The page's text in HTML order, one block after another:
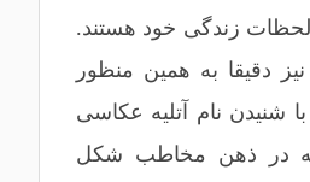
لحظات زندگی خود هستند.
دقیقا به همین منظور
شنیدن نام آتلیه عکاسی
در ذهن مخاطب شکل